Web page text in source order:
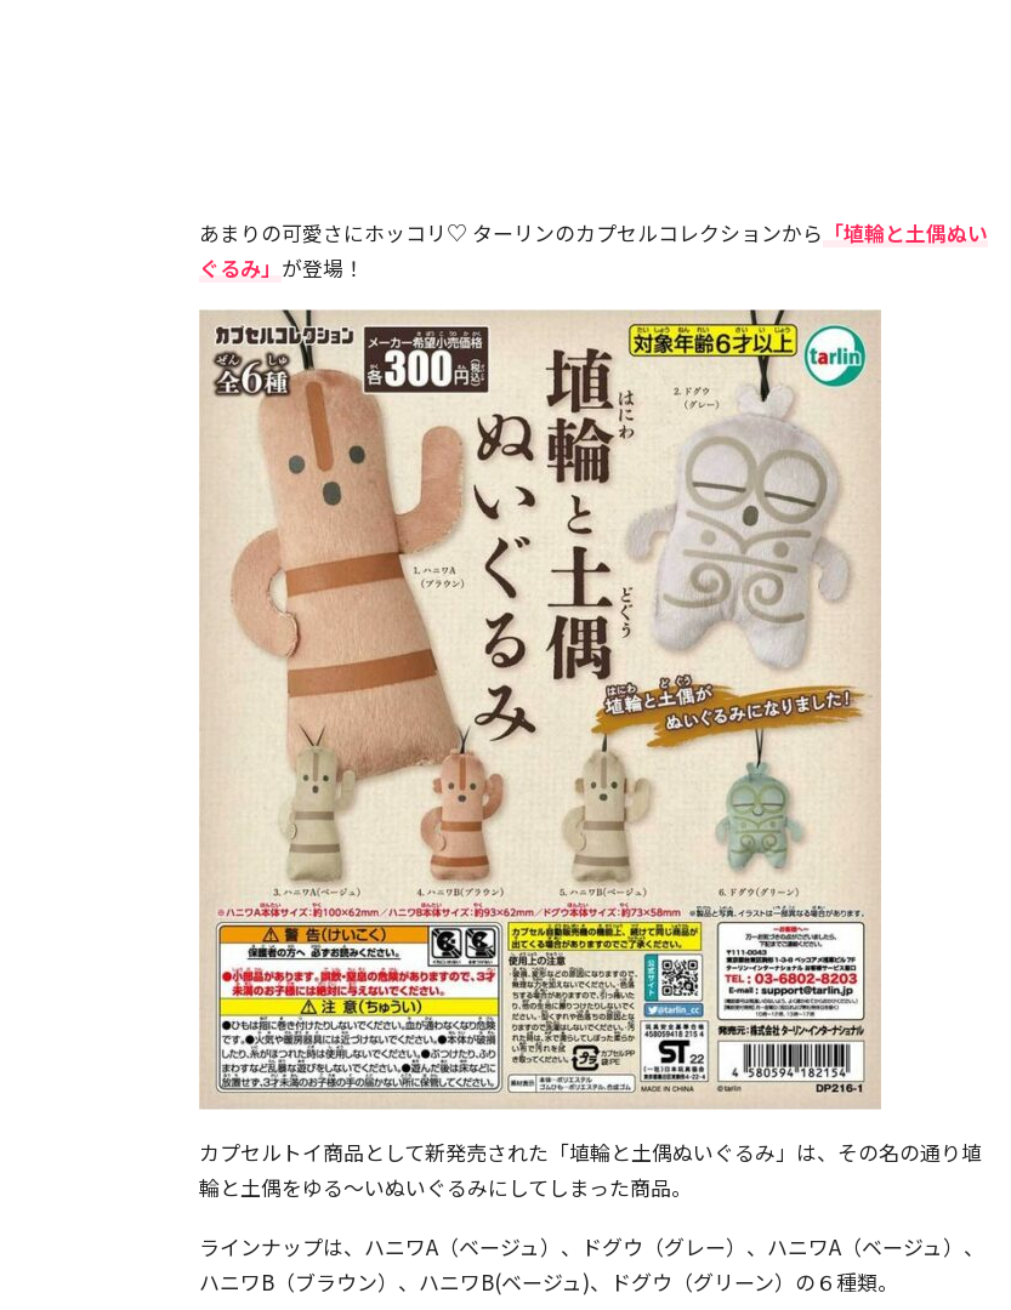
あまりの可愛さにホッコリ♡ ターリンのカプセルコレクションから 「埴輪と土偶ぬい
ぐるみ」 が登場！
カプセルトイ商品として新発売された「埴輪と土偶ぬいぐるみ」は、その名の通り埴
輪と土偶をゆる〜いぬいぐるみにしてしまった商品。
ラインナップは、ハニワA（ベージュ）、ドグウ（グレー）、ハニワA（ベージュ）、
ハニワB（ブラウン）、ハニワB(ベージュ)、ドグウ（グリーン）の６種類。